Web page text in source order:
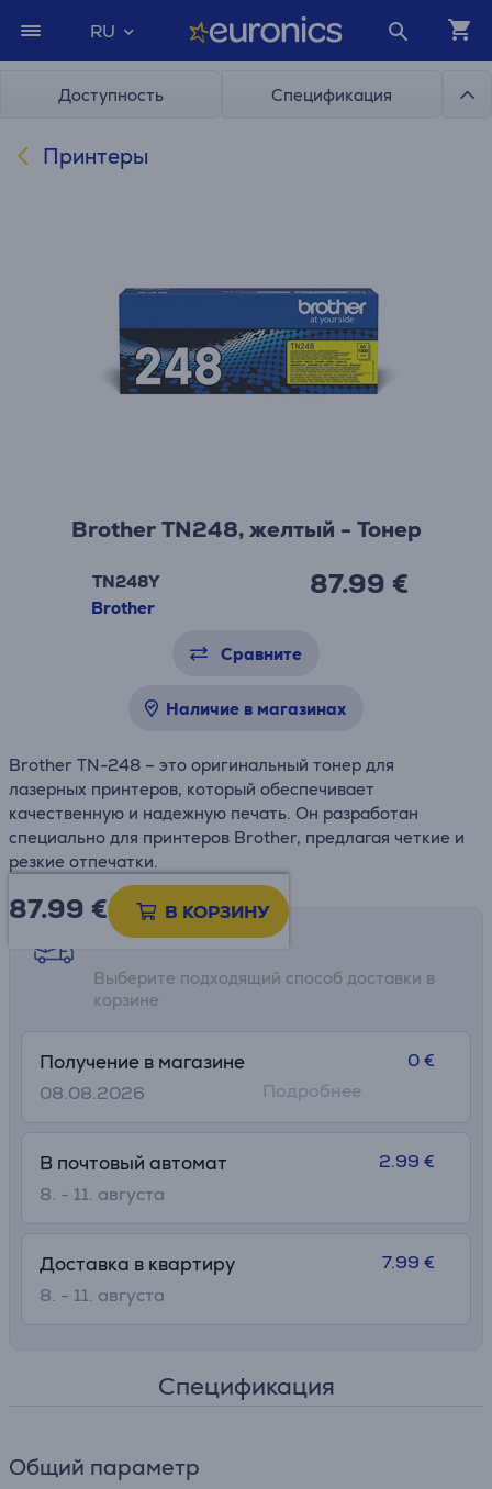
RU
Доступность Спецификация
Принтеры
Brother TN248, желтый - Тонер
TN248Y
Brother
87.99 €
Сравните
Наличие в магазинах
Brother TN-248 – это оригинальный тонер для
лазерных принтеров, который обеспечивает
качественную и надежную печать. Он разработан
специально для принтеров Brother, предлагая четкие и
резкие отпечатки.
87.99 € В КОРЗИНУ
Возможности доставки
Выберите подходящий способ доставки в
корзине
Получение в магазине
08.08.2026
0 €
Подробнее
В почтовый автомат
8. - 11. августа
2.99 €
Доставка в квартиру
8. - 11. августа
7.99 €
Спецификация
Общий параметр